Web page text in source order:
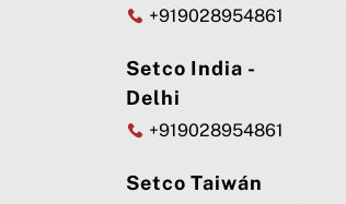
+919028954861
Setco India -
Delhi
+919028954861
Setco Taiwán